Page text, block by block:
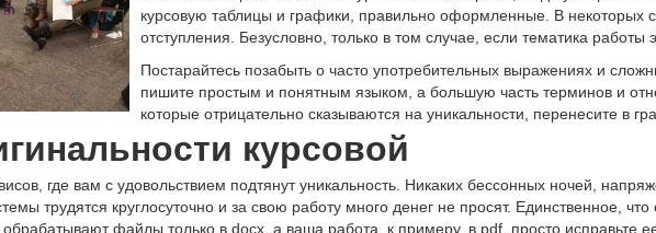
курсовую таблицы и графики, правильно оформленные. В некоторых
отступления. Безусловно, только в том случае, если тематика работы
Постарайтесь позабыть о часто употребительных выражениях и
пишите простым и понятным языком, а большую часть терминов и
которые отрицательно сказываются на уникальности, перенесите в
курсовой
где вам с удовольствием подтянут уникальность. Никаких бессонных ночей,
трудятся круглосуточно и за свою работу много денег не просят. Единственное, что
файлы только в docx, а ваша работа, к примеру, в pdf, просто исправьте